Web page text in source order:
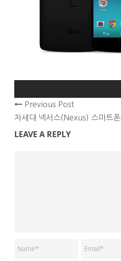
Previous Post
차세대 넥서스(Nexus) 스마트
LEAVE A REPLY